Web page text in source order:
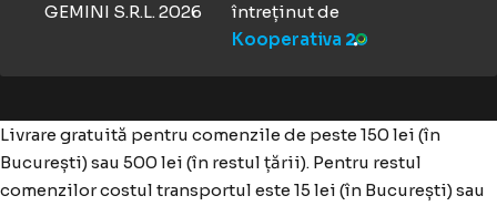
GEMINI S.R.L.2026
întreținut de
Kooperativa
Livrare gratuită pentru comenzile de peste 150 lei (în
București) sau 500 lei (în restul țării). Pentru restul
comenzilor costul transportul este 15 lei (în București) sau